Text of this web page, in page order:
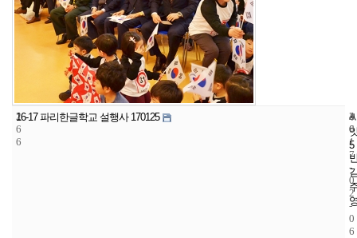
2
6
6
16-17 파리한글학교 설행사 170125
5
4
6
2
0
1
7
-
0
2
-
0
6